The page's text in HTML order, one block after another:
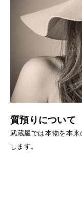
質預りについて
武蔵屋では本物を本
します。